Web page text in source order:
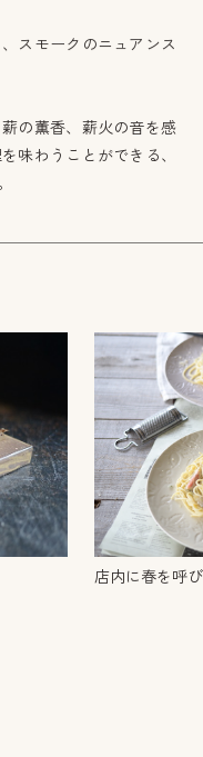
スモークのニュアンス
の薫香、薪火の音を感
味わうことができる、
店内に春を呼